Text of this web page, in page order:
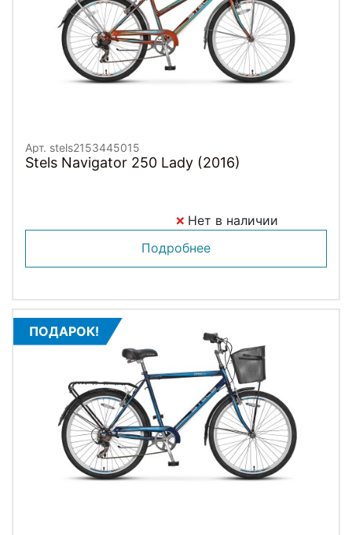
Арт. stels2153445015
Stels Navigator 250 Lady (2016)
Нет в наличии
Подробнее
ПОДАРОК!